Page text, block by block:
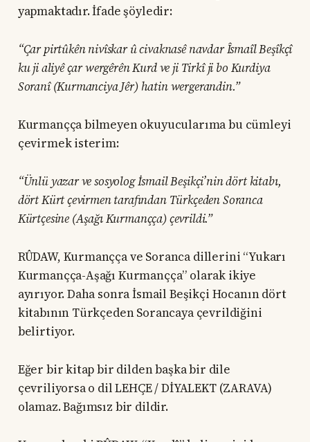
yapmaktadır. İfade şöyledir:
“Çar pirtûkên nivîskar û civaknasê navdar Îsmaîl Beşîkçî
ku ji aliyê çar wergêrên Kurd ve ji Tirkî ji bo Kurdiya
Soranî (Kurmanciya Jêr) hatin wergerandin.”
Kurmançça bilmeyen okuyucularıma bu cümleyi
çevirmek isterim:
“Ünlü yazar ve sosyolog İsmail Beşikçi’nin dört kitabı,
dört Kürt çevirmen tarafından Türkçeden Soranca
Kürtçesine (Aşağı Kurmançça) çevrildi.”
RÛDAW, Kurmançça ve Soranca dillerini “Yukarı
Kurmançça-Aşağı Kurmançça” olarak ikiye
ayırıyor. Daha sonra İsmail Beşikçi Hocanın dört
kitabının Türkçeden Sorancaya çevrildiğini
belirtiyor.
Eğer bir kitap bir dilden başka bir dile
çevriliyorsa o dil LEHÇE / DİYALEKT (ZARAVA)
olamaz. Bağımsız bir dildir.